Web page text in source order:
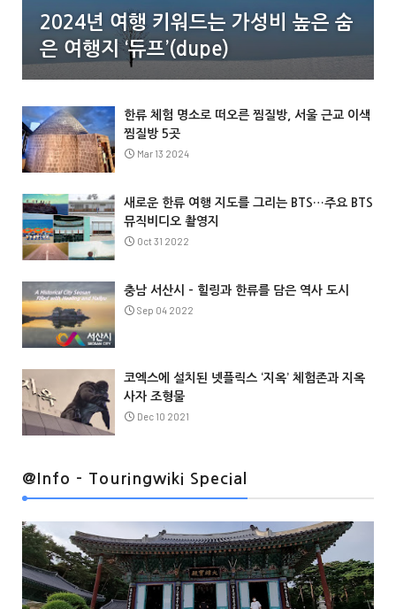
2024년 여행 키워드는 가성비 높은 숨
은 여행지 ‘듀프’(dupe)
한류 체험 명소로 떠오른 찜질방, 서울 근교 이색
찜질방 5곳
Mar 13 2024
새로운 한류 여행 지도를 그리는 BTS…주요 BTS
뮤직비디오 촬영지
Oct 31 2022
충남 서산시 – 힐링과 한류를 담은 역사 도시
Sep 04 2022
코엑스에 설치된 넷플릭스 ‘지옥’ 체험존과 지옥
사자 조형물
Dec 10 2021
@Info - Touringwiki Special
@Info
@Info